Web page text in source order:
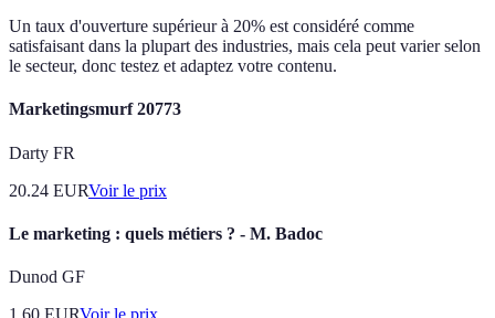
Un taux d'ouverture supérieur à 20% est considéré comme
satisfaisant dans la plupart des industries, mais cela peut varier selon
le secteur, donc testez et adaptez votre contenu.
Marketingsmurf 20773
Darty FR
20.24 EURVoir le prix
Le marketing : quels métiers ? - M. Badoc
Dunod GF
1.60 EURVoir le prix